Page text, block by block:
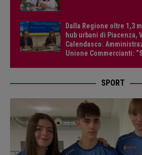
Dalla Regione oltre 1,3
hub urbani di Piacenza,
Calendasco.
Unione Commercianti:
SPORT